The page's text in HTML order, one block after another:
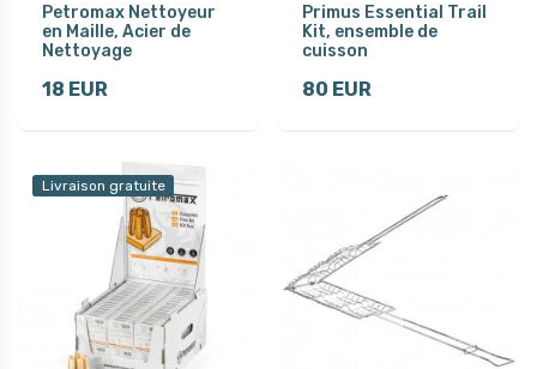
Petromax Nettoyeur
en Maille, Acier de
Nettoyage
18 EUR
Primus Essential Trail
Kit, ensemble de
cuisson
80 EUR
Livraison gratuite